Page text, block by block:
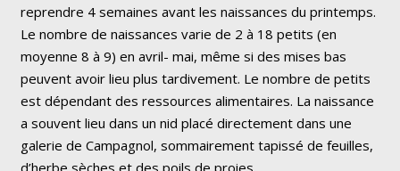
reprendre 4 semaines avant les naissances du printemps.
Le nombre de naissances varie de 2 à 18 petits (en
moyenne 8 à 9) en avril- mai, même si des mises bas
peuvent avoir lieu plus tardivement. Le nombre de petits
est dépendant des ressources alimentaires. La naissance
a souvent lieu dans un nid placé directement dans une
galerie de Campagnol, sommairement tapissé de feuilles,